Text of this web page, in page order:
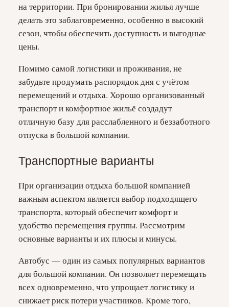
на территории. При бронировании жилья лучше
делать это заблаговременно, особенно в высокий
сезон, чтобы обеспечить доступность и выгодные
цены.
Помимо самой логистики и проживания, не
забудьте продумать распорядок дня с учётом
перемещений и отдыха. Хорошо организованный
транспорт и комфортное жильё создадут
отличную базу для расслабленного и беззаботного
отпуска в большой компании.
Транспортные варианты
При организации отдыха большой компанией
важным аспектом является выбор подходящего
транспорта, который обеспечит комфорт и
удобство перемещения группы. Рассмотрим
основные варианты и их плюсы и минусы.
Автобус — один из самых популярных вариантов
для большой компании. Он позволяет перемещать
всех одновременно, что упрощает логистику и
снижает риск потери участников. Кроме того,